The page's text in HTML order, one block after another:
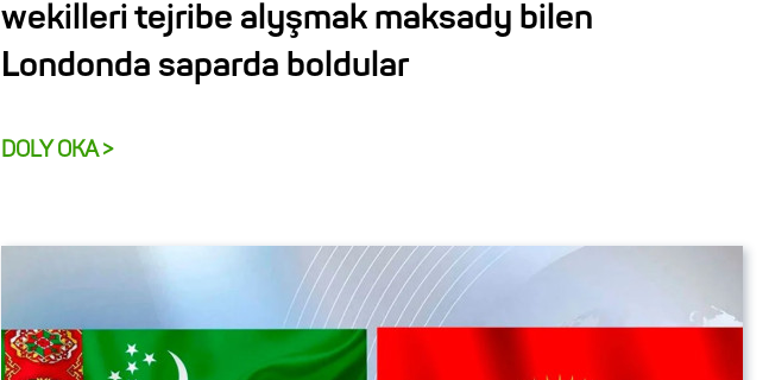
wekilleri tejribe alyşmak maksady bilen
Londonda saparda boldular
DOLY OKA >